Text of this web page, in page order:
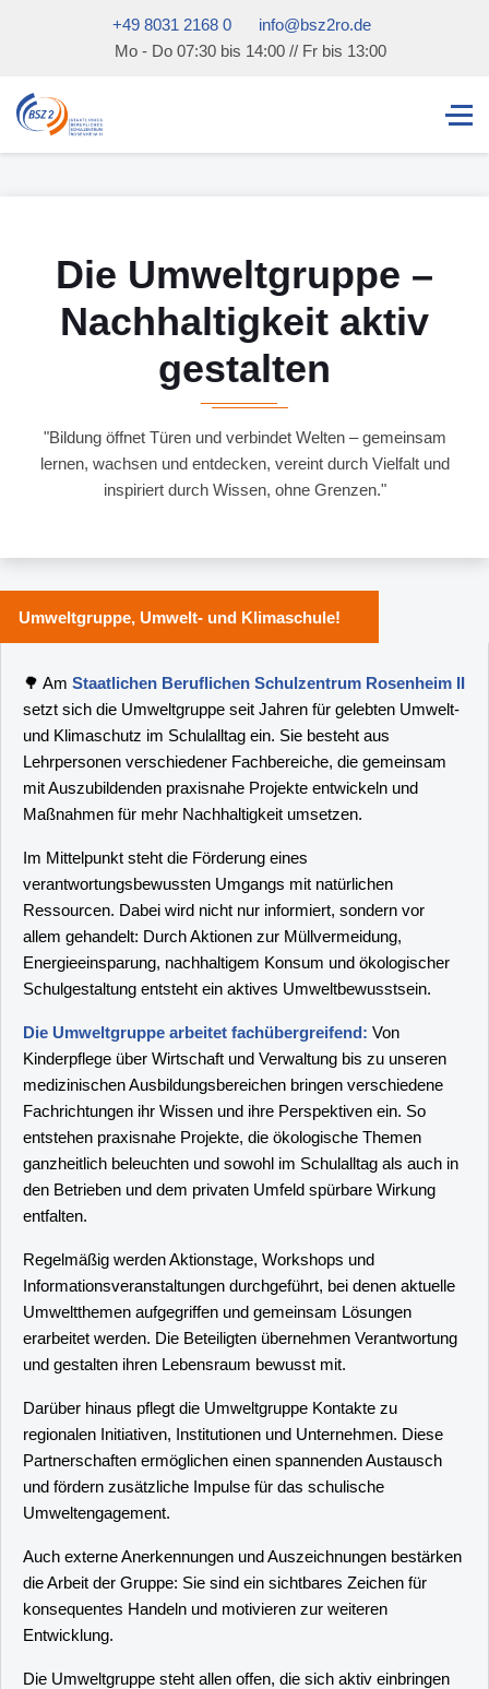
+49 8031 2168 0
info@bsz2ro.de
Mo - Do 07:30 bis 14:00 // Fr bis 13:00
Die Umweltgruppe –
Nachhaltigkeit aktiv
gestalten
"Bildung öffnet Türen und verbindet Welten – gemeinsam
lernen, wachsen und entdecken, vereint durch Vielfalt und
inspiriert durch Wissen, ohne Grenzen."
Umweltgruppe, Umwelt- und Klimaschule!
🌳 Am Staatlichen Beruflichen Schulzentrum Rosenheim II
setzt sich die Umweltgruppe seit Jahren für gelebten Umwelt-
und Klimaschutz im Schulalltag ein. Sie besteht aus
Lehrpersonen verschiedener Fachbereiche, die gemeinsam
mit Auszubildenden praxisnahe Projekte entwickeln und
Maßnahmen für mehr Nachhaltigkeit umsetzen.
Im Mittelpunkt steht die Förderung eines
verantwortungsbewussten Umgangs mit natürlichen
Ressourcen. Dabei wird nicht nur informiert, sondern vor
allem gehandelt: Durch Aktionen zur Müllvermeidung,
Energieeinsparung, nachhaltigem Konsum und ökologischer
Schulgestaltung entsteht ein aktives Umweltbewusstsein.
Die Umweltgruppe arbeitet fachübergreifend: Von
Kinderpflege über Wirtschaft und Verwaltung bis zu unseren
medizinischen Ausbildungsbereichen bringen verschiedene
Fachrichtungen ihr Wissen und ihre Perspektiven ein. So
entstehen praxisnahe Projekte, die ökologische Themen
ganzheitlich beleuchten und sowohl im Schulalltag als auch in
den Betrieben und dem privaten Umfeld spürbare Wirkung
entfalten.
Regelmäßig werden Aktionstage, Workshops und
Informationsveranstaltungen durchgeführt, bei denen aktuelle
Umweltthemen aufgegriffen und gemeinsam Lösungen
erarbeitet werden. Die Beteiligten übernehmen Verantwortung
und gestalten ihren Lebensraum bewusst mit.
Darüber hinaus pflegt die Umweltgruppe Kontakte zu
regionalen Initiativen, Institutionen und Unternehmen. Diese
Partnerschaften ermöglichen einen spannenden Austausch
und fördern zusätzliche Impulse für das schulische
Umweltengagement.
Auch externe Anerkennungen und Auszeichnungen bestärken
die Arbeit der Gruppe: Sie sind ein sichtbares Zeichen für
konsequentes Handeln und motivieren zur weiteren
Entwicklung.
Die Umweltgruppe steht allen offen, die sich aktiv einbringen